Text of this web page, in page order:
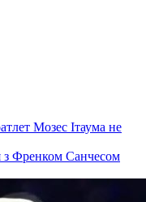
з Френком Санчесом